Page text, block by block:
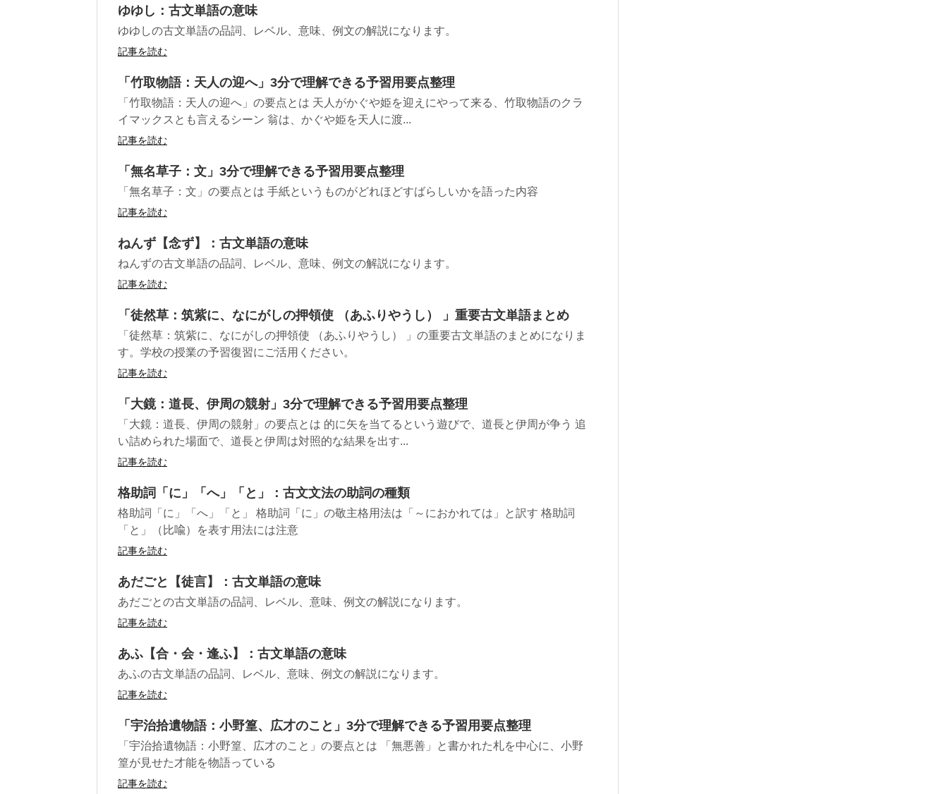
ゆゆし：古文単語の意味
ゆゆしの古文単語の品詞、レベル、意味、例文の解説になります。
記事を読む
「竹取物語：天人の迎へ」3分で理解できる予習用要点整理
「竹取物語：天人の迎へ」の要点とは 天人がかぐや姫を迎えにやって来る、竹取物語のクラ
イマックスとも言えるシーン 翁は、かぐや姫を天人に渡...
記事を読む
「無名草子：文」3分で理解できる予習用要点整理
「無名草子：文」の要点とは 手紙というものがどれほどすばらしいかを語った内容
記事を読む
ねんず【念ず】：古文単語の意味
ねんずの古文単語の品詞、レベル、意味、例文の解説になります。
記事を読む
「徒然草：筑紫に、なにがしの押領使 （あふりやうし） 」重要古文単語まとめ
「徒然草：筑紫に、なにがしの押領使 （あふりやうし） 」の重要古文単語のまとめになりま
す。学校の授業の予習復習にご活用ください。
記事を読む
「大鏡：道長、伊周の競射」3分で理解できる予習用要点整理
「大鏡：道長、伊周の競射」の要点とは 的に矢を当てるという遊びで、道長と伊周が争う 追
い詰められた場面で、道長と伊周は対照的な結果を出す...
記事を読む
格助詞「に」「へ」「と」：古文文法の助詞の種類
格助詞「に」「へ」「と」 格助詞「に」の敬主格用法は「～におかれては」と訳す 格助詞
「と」（比喩）を表す用法には注意
記事を読む
あだごと【徒言】：古文単語の意味
あだごとの古文単語の品詞、レベル、意味、例文の解説になります。
記事を読む
あふ【合・会・逢ふ】：古文単語の意味
あふの古文単語の品詞、レベル、意味、例文の解説になります。
記事を読む
「宇治拾遺物語：小野篁、広才のこと」3分で理解できる予習用要点整理
「宇治拾遺物語：小野篁、広才のこと」の要点とは 「無悪善」と書かれた札を中心に、小野
篁が見せた才能を物語っている
記事を読む